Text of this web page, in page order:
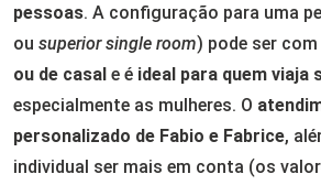
pessoas. A configuração para uma
ou superior single room) pode ser com
ou de casal e é ideal para quem viaja
especialmente as mulheres. O
personalizado de Fabio e Fabrice,
individual ser mais em conta (os